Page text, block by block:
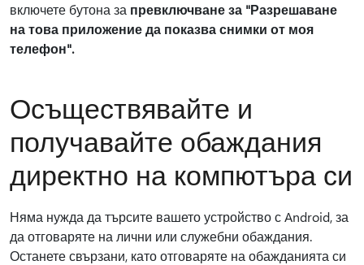
включете бутона за превключване за "Разрешаване
на това приложение да показва снимки от моя
телефон".
Осъществявайте и
получавайте обаждания
директно на компютъра си
Няма нужда да търсите вашето устройство с Android, за
да отговаряте на лични или служебни обаждания.
Останете свързани, като отговаряте на обажданията си